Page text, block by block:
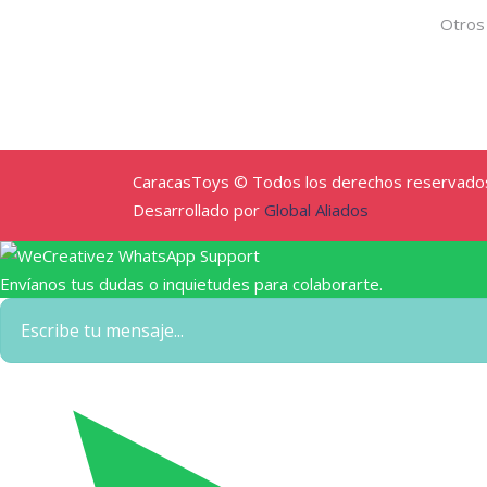
Otros
CaracasToys © Todos los derechos
Desarrollado por Global Aliados
Envíanos tus dudas o inquietudes para colaborarte.